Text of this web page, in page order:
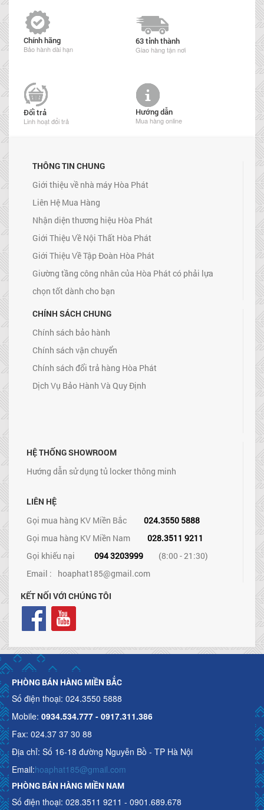
Chính hãng
Bảo hành dài hạn
63 tỉnh thành
Giao hàng tận nơi
Đổi trả
Linh hoạt đổi trả
Hướng dẫn
Mua hàng online
THÔNG TIN CHUNG
Giới thiệu về nhà máy Hòa Phát
Liên Hệ Mua Hàng
Nhận diện thương hiệu Hòa Phát
Giới Thiệu Về Nội Thất Hòa Phát
Giới Thiệu Về Tập Đoàn Hòa Phát
Giường tầng công nhân của Hòa Phát có phải lựa
chọn tốt dành cho bạn
CHÍNH SÁCH CHUNG
Chính sách bảo hành
Chính sách vận chuyển
Chính sách đổi trả hàng Hòa Phát
Dịch Vụ Bảo Hành Và Quy Định
HỆ THỐNG SHOWROOM
Hướng dẫn sử dụng tủ locker thông minh
LIÊN HỆ
Gọi mua hàng KV Miền Bắc
024.3550 5888
Gọi mua hàng KV Miền Nam
028.3511 9211
Gọi khiếu nại
094 3203999
(8:00 - 21:30)
Email : hoaphat185@gmail.com
KẾT NỐI VỚI CHÚNG TÔI
PHÒNG BÁN HÀNG MIỀN BẮC
Số điện thoại: 024.3550 5888
Mobile: 0934.534.777 - 0917.311.386
Fax: 024.37 37 30 88
Địa chỉ: Số 16-18 đường Nguyễn Bồ - TP Hà Nội
Email:hoaphat185@gmail.com
PHÒNG BÁN HÀNG MIỀN NAM
Số điện thoại: 028.3511 9211 - 0901.689.678